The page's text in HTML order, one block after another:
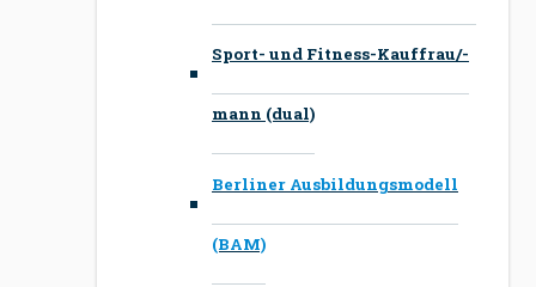
Sport- und Fitness-Kauffrau/-
mann (dual)
Berliner Ausbildungsmodell
(BAM)